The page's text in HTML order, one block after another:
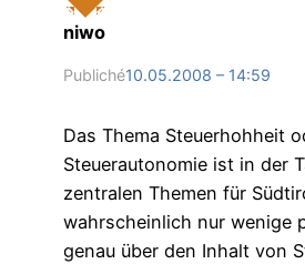
niwo
Publiché10.05.2008 – 14:59
Das Thema Steuerhohheit
Steuerautonomie ist in der
zentralen Themen für
wahrscheinlich nur wenige
genau über den Inhalt von